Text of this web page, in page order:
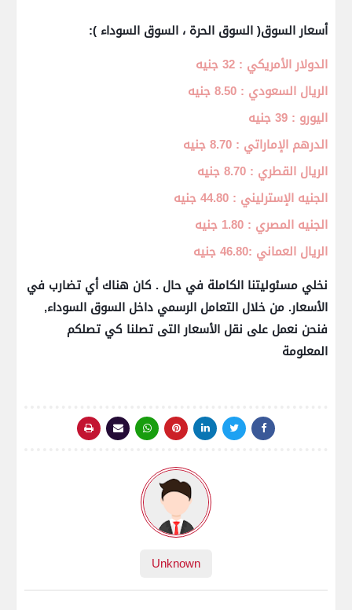
أسعار السوق( السوق الحرة ، السوق السوداء ):
الدولار الأمريكي : 32 جنيه
الريال السعودي : 8.50 جنيه
اليورو : 39 جنيه
الدرهم الإماراتي : 8.70 جنيه
الريال القطري : 8.70 جنيه
الجنيه الإسترليني : 44.80 جنيه
الجنيه المصري : 1.80 جنيه
الريال العماني :46.80 جنيه
نخلي مسئوليتنا الكاملة في حال . كان هناك أي تضارب في
الأسعار. من خلال التعامل الرسمي داخل السوق السوداء,
فنحن نعمل على نقل الأسعار التى تصلنا كي تصلكم
المعلومة
Unknown